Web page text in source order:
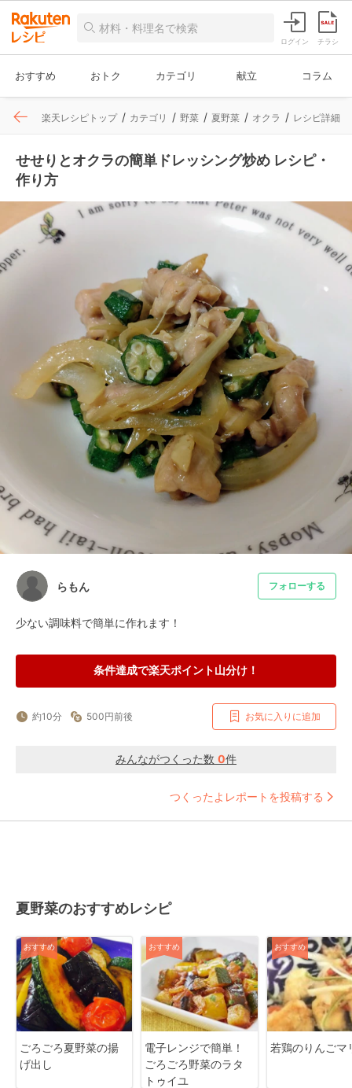
ログイン チラシ
おすすめ おトク カテゴリ 献立 コラム
楽天レシピトップ カテゴリ 野菜 夏野菜 オクラ レシピ詳細
せせりとオクラの簡単ドレッシング炒め レシピ・
作り方
らもん フォローする
少ない調味料で簡単に作れます！
条件達成で楽天ポイント山分け！
約10分 500円前後 お気に入りに追加
みんながつくった数 0件
つくったよレポートを投稿する
夏野菜のおすすめレシピ
おすすめ
ごろごろ夏野菜の揚
げ出し
おすすめ
電子レンジで簡単！
ごろごろ野菜のラタ
トゥイユ
おすすめ
若鶏のりんごマ